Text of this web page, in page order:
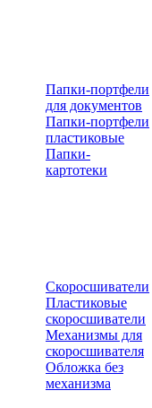
Папки-портфели
для документов
Папки-портфели
пластиковые
Папки-
картотеки
Скоросшиватели
Пластиковые
скоросшиватели
Механизмы для
скоросшивателя
Обложка без
механизма